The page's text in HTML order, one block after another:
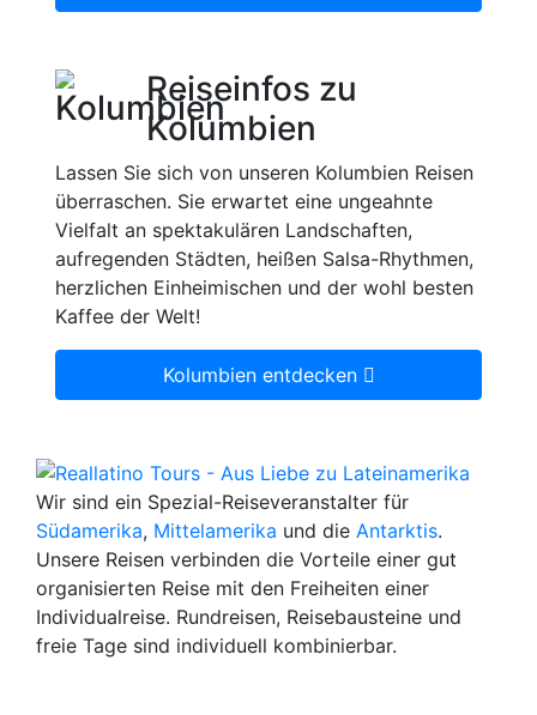
Reiseinfos zu
Kolumbien
Lassen Sie sich von unseren Kolumbien Reisen
überraschen. Sie erwartet eine ungeahnte
Vielfalt an spektakulären Landschaften,
aufregenden Städten, heißen Salsa-Rhythmen,
herzlichen Einheimischen und der wohl besten
Kaffee der Welt!
Kolumbien entdecken
Wir sind ein Spezial-Reiseveranstalter für
Südamerika, Mittelamerika und die Antarktis.
Unsere Reisen verbinden die Vorteile einer gut
organisierten Reise mit den Freiheiten einer
Individualreise. Rundreisen, Reisebausteine und
freie Tage sind individuell kombinierbar.